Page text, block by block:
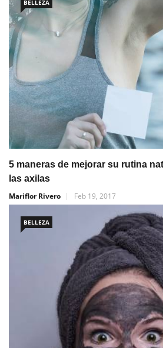
BELLEZA
5 maneras de mejorar su rutina
las axilas
Mariflor Rivero
Feb 19, 2017
BELLEZA